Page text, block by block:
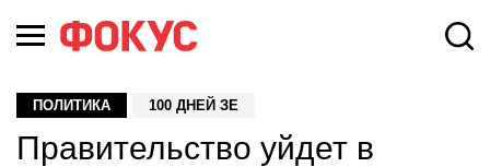
ПОЛИТИКА 100 ДНЕЙ ЗЕ
Правительство уйдет в